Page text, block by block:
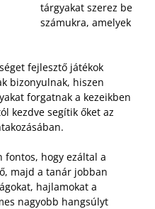
tárgyakat szerez be
számukra, amelyek
fejlesztő játékok
bizonyulnak, hiszen
forgatnak a kezeikben
kezdve segítik őket az
fontos, hogy ezáltal a
majd a tanár jobban
hajlamokat a
nagyobb hangsúlyt